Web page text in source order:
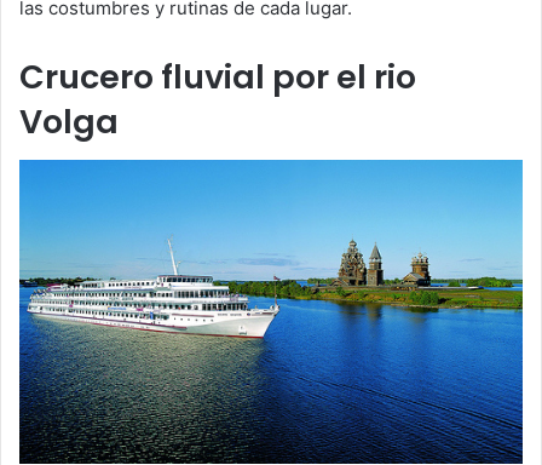
las costumbres y rutinas de cada lugar.
Crucero fluvial por el rio
Volga